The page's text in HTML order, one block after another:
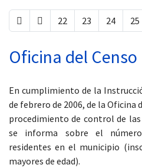
22 23 24 25
Oficina del
En cumplimiento de la
de febrero de 2006, de la Oficina
procedimiento de control de
se informa sobre el
residentes en el municipio
mayores de edad).